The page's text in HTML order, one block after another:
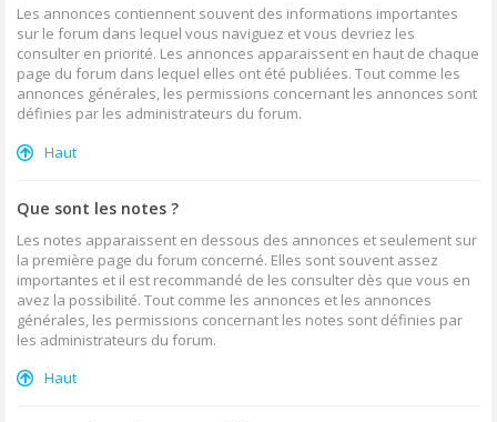
Les annonces contiennent souvent des informations importantes
sur le forum dans lequel vous naviguez et vous devriez les
consulter en priorité. Les annonces apparaissent en haut de chaque
page du forum dans lequel elles ont été publiées. Tout comme les
annonces générales, les permissions concernant les annonces sont
définies par les administrateurs du forum.
Haut
Que sont les notes ?
Les notes apparaissent en dessous des annonces et seulement sur
la première page du forum concerné. Elles sont souvent assez
importantes et il est recommandé de les consulter dès que vous en
avez la possibilité. Tout comme les annonces et les annonces
générales, les permissions concernant les notes sont définies par
les administrateurs du forum.
Haut